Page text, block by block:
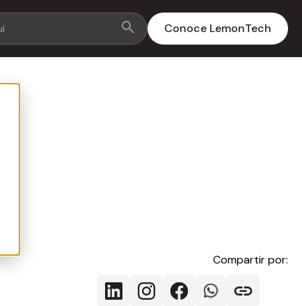
Conoce LemonTech
Compartir por: